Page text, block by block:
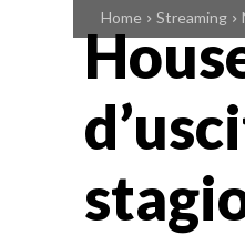
Home Streaming